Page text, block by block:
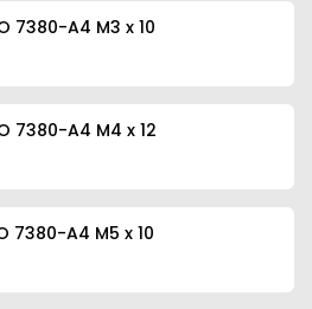
7380-A4 M3 x 10
7380-A4 M4 x 12
7380-A4 M5 x 10